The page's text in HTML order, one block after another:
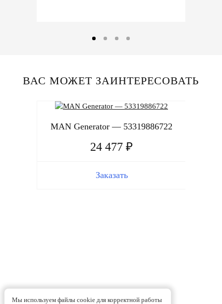
ВАС МОЖЕТ ЗАИНТЕРЕСОВАТЬ
MAN Generator — 53319886722
24 477 ₽
Заказать
Мы используем файлы cookie для корректной работы